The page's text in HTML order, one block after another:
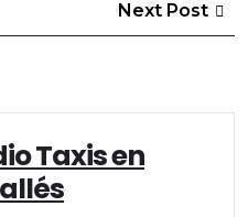
Next Post
Taxis en